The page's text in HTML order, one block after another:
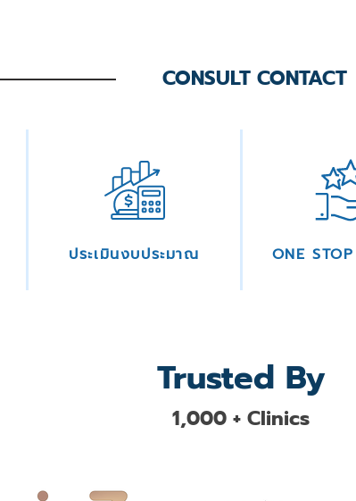
CONSULT CONTACT
ประเมินงบประมาณ ONE
Trusted By
1,000 + Clinics